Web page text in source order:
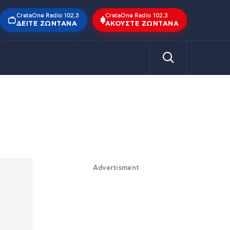
CretaOne Radio 102,3
ΔΕΊΤΕ ΖΩΝΤΑΝΆ
CretaOne Radio 102,3
ΑΚΟΎΣΤΕ ΖΩΝΤΑΝΆ
Advertisment